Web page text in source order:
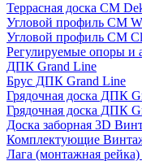
Террасная доска CM
Угловой профиль CM
Угловой профиль CM
Регулируемые опоры и
ДПК Grand Line
Брус ДПК Grand Line
Грядочная доска ДПК
Грядочная доска ДПК
Доска заборная 3D
Комплектующие
Лага (монтажная